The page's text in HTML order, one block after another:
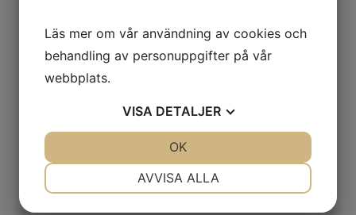
Läs mer om vår användning av cookies och
behandling av personuppgifter på vår
webbplats.
VISA DETALJER
AVVISA ALLA
OK